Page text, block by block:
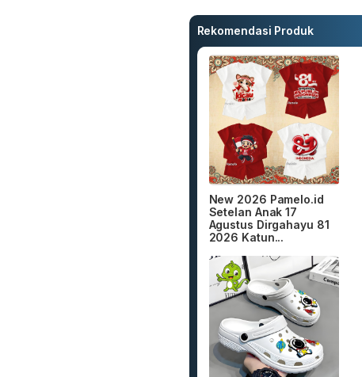
Rekomendasi Produk
New 2026 Pamelo.id
Setelan Anak 17
Agustus Dirgahayu 81
2026 Katun...